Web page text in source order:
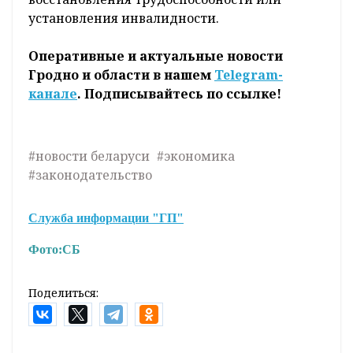
установления инвалидности.
Оперативные и актуальные новости
Гродно и области в нашем Telegram-
канале. Подписывайтесь по ссылке!
#новости беларуси #экономика
#законодательство
Служба информации "ГП"
Фото:СБ
Поделиться: